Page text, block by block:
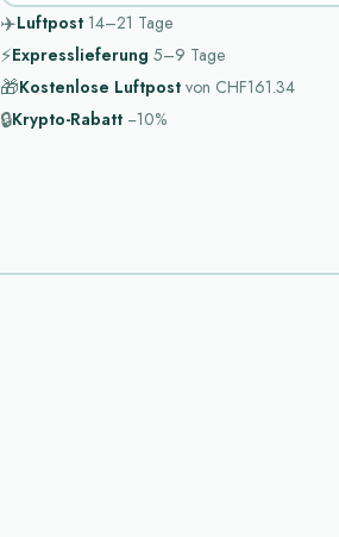
✈️Luftpost 14–21 Tage
⚡Expresslieferung 5–9 Tage
🎁Kostenlose Luftpost von CHF161.34
🔒Krypto-Rabatt −10%